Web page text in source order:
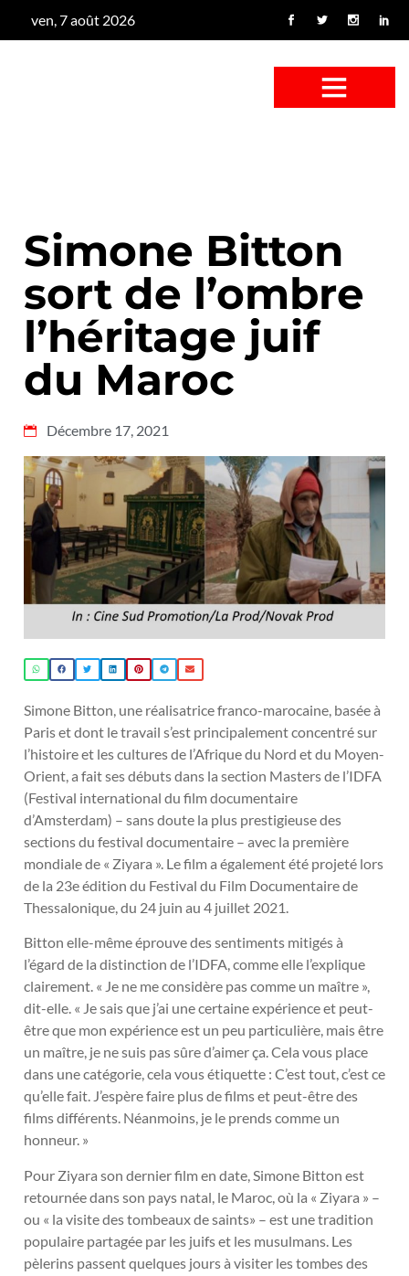
ven, 7 août 2026
Simone Bitton
sort de l’ombre
l’héritage juif
du Maroc
Décembre 17, 2021
Simone Bitton, une réalisatrice franco-marocaine, basée à
Paris et dont le travail s’est principalement concentré sur
l’histoire et les cultures de l’Afrique du Nord et du Moyen-
Orient, a fait ses débuts dans la section Masters de l’IDFA
(Festival international du film documentaire
d’Amsterdam) – sans doute la plus prestigieuse des
sections du festival documentaire – avec la première
mondiale de « Ziyara ». Le film a également été projeté lors
de la 23e édition du Festival du Film Documentaire de
Thessalonique, du 24 juin au 4 juillet 2021.
Bitton elle-même éprouve des sentiments mitigés à
l’égard de la distinction de l’IDFA, comme elle l’explique
clairement. « Je ne me considère pas comme un maître »,
dit-elle. « Je sais que j’ai une certaine expérience et peut-
être que mon expérience est un peu particulière, mais être
un maître, je ne suis pas sûre d’aimer ça. Cela vous place
dans une catégorie, cela vous étiquette : C’est tout, c’est ce
qu’elle fait. J’espère faire plus de films et peut-être des
films différents. Néanmoins, je le prends comme un
honneur. »
Pour Ziyara son dernier film en date, Simone Bitton est
retournée dans son pays natal, le Maroc, où la « Ziyara » –
ou « la visite des tombeaux de saints» – est une tradition
populaire partagée par les juifs et les musulmans. Les
pèlerins passent quelques jours à visiter les tombes des